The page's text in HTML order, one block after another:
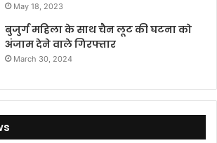
May 18, 2023
बुजुर्ग महिला के साथ चैन लूट की घटना को
अंजाम देने वाले गिरफ्तार
March 30, 2024